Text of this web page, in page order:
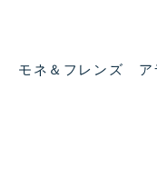
モネ＆フレンズ